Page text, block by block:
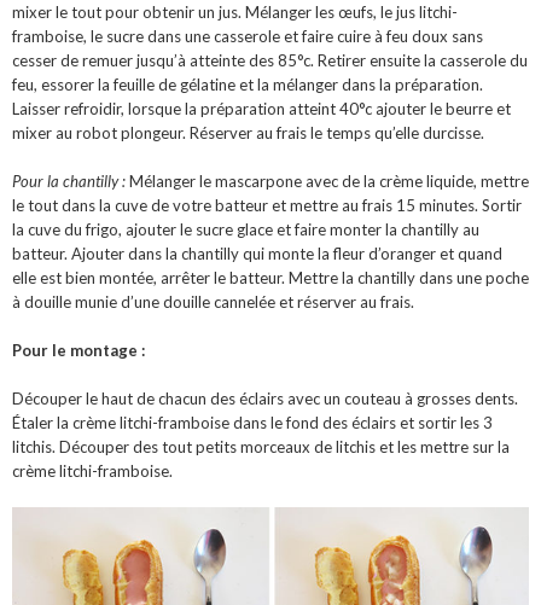
mixer le tout pour obtenir un jus. Mélanger les œufs, le jus litchi-
framboise, le sucre dans une casserole et faire cuire à feu doux sans
cesser de remuer jusqu’à atteinte des 85°c. Retirer ensuite la casserole du
feu, essorer la feuille de gélatine et la mélanger dans la préparation.
Laisser refroidir, lorsque la préparation atteint 40°c ajouter le beurre et
mixer au robot plongeur. Réserver au frais le temps qu’elle durcisse.
Pour la chantilly :Mélanger le mascarpone avec de la crème liquide, mettre
le tout dans la cuve de votre batteur et mettre au frais 15 minutes. Sortir
la cuve du frigo, ajouter le sucre glace et faire monter la chantilly au
batteur. Ajouter dans la chantilly qui monte la fleur d’oranger et quand
elle est bien montée, arrêter le batteur. Mettre la chantilly dans une poche
à douille munie d’une douille cannelée et réserver au frais.
Pour le montage :
Découper le haut de chacun des éclairs avec un couteau à grosses dents.
Étaler la crème litchi-framboise dans le fond des éclairs et sortir les 3
litchis. Découper des tout petits morceaux de litchis et les mettre sur la
crème litchi-framboise.